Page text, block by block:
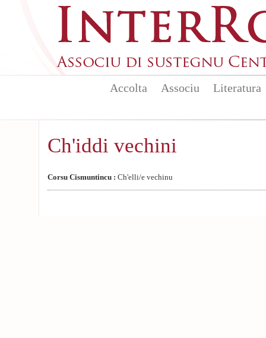
Accolta Associu Literatura
Ch'iddi vechini
Corsu Cismuntincu : Ch'elli/e vechinu